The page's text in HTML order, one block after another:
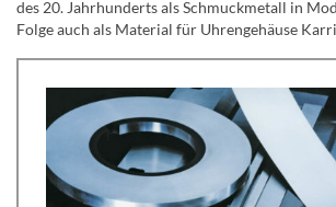
des 20. Jahrhunderts als Schmuckmetall in
Folge auch als Material für Uhrengehäuse